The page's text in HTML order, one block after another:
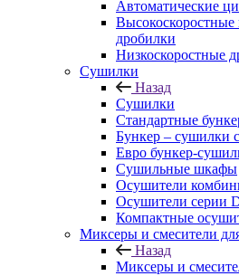
Автоматические
Высокоскоростные
дробилки
Низкоскоростные
Сушилки
Назад
Сушилки
Стандартные
Бункер – сушилки
Евро бункер-
Сушильные шкафы
Осушители
Осушители серии
Компактные
Миксеры и смесители
Назад
Миксеры и